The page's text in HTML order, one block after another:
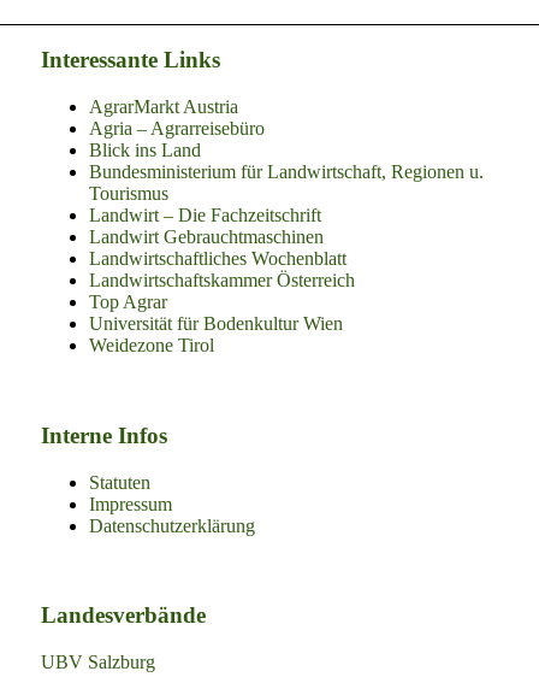
Interessante Links
AgrarMarkt Austria
Agria – Agrarreisebüro
Blick ins Land
Bundesministerium für Landwirtschaft, Regionen u.
Tourismus
Landwirt – Die Fachzeitschrift
Landwirt Gebrauchtmaschinen
Landwirtschaftliches Wochenblatt
Landwirtschaftskammer Österreich
Top Agrar
Universität für Bodenkultur Wien
Weidezone Tirol
Interne Infos
Statuten
Impressum
Datenschutzerklärung
Landesverbände
UBV Salzburg